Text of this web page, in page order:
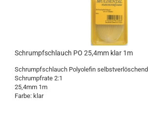
Schrumpfschlauch PO 25,4mm klar 1m
Schrumpfschlauch Polyolefin selbstverlöschend
Schrumpfrate 2:1
25,4mm 1m
Farbe: klar